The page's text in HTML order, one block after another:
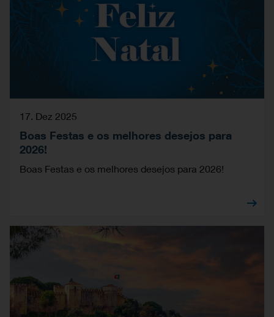
17. Dez 2025
Boas Festas e os melhores desejos para
2026!
Boas Festas e os melhores desejos para 2026!